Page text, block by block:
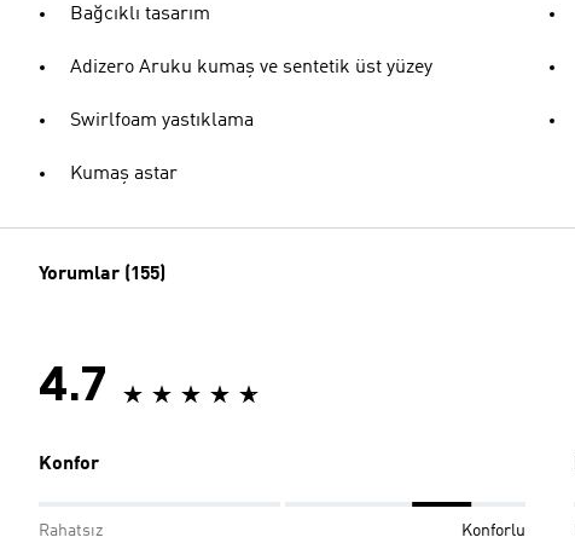
Bağcıklı tasarım
Adizero Aruku kumaş ve sentetik üst yüzey
Swirlfoam yastıklama
Kumaş astar
Yorumlar (155)
4.7
Konfor
Rahatsız Konforlu